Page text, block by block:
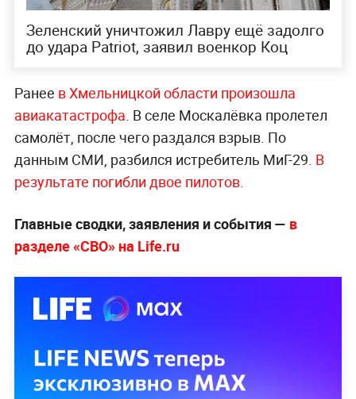
Зеленский уничтожил Лавру ещё задолго
до удара Patriot, заявил военкор Коц
Ранее в Хмельницкой области произошла
авиакатастрофа. В селе Москалёвка пролетел
самолёт, после чего раздался взрыв. По
данным СМИ, разбился истребитель МиГ-29. В
результате погибли двое пилотов.
Главные сводки, заявления и события — в
разделе «СВО» на Life.ru